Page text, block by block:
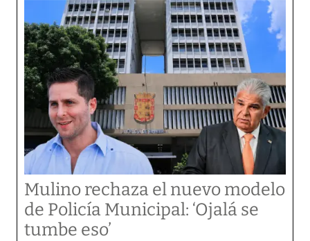
Mulino rechaza el nuevo modelo
de Policía Municipal: ‘Ojalá se
tumbe eso’